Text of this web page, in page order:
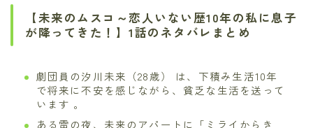
【未来のムスコ～恋人いない歴10年の私に息子
が降ってきた！】1話のネタバレまとめ
劇団員の汐川未来（28歳） は、下積み生活10年
で将来に不安を感じながら、貧乏な生活を送って
います 。
ある雷の夜、未来のアパートに「ミライからき